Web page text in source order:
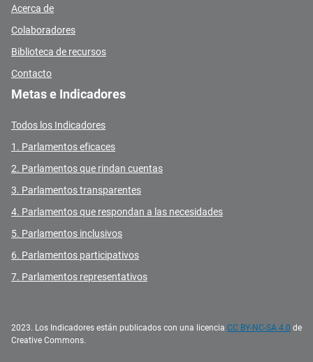
Acerca de
Colaboradores
Biblioteca de recursos
Contacto
Metas e Indicadores
Todos los Indicadores
1. Parlamentos eficaces
2. Parlamentos que rindan cuentas
3. Parlamentos transparentes
4. Parlamentos que respondan a las necesidades
5. Parlamentos inclusivos
6. Parlamentos participativos
7. Parlamentos representativos
2023. Los Indicadores están publicados con una licencia CC BY-NC-SA 4.0 de
Creative Commons.